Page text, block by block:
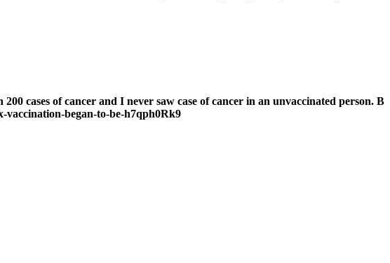
cases of cancer and I never saw case of cancer in an unvaccinated person. B
began-to-be-h7qph0Rk9